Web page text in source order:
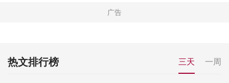
热文排行榜 三天 一周